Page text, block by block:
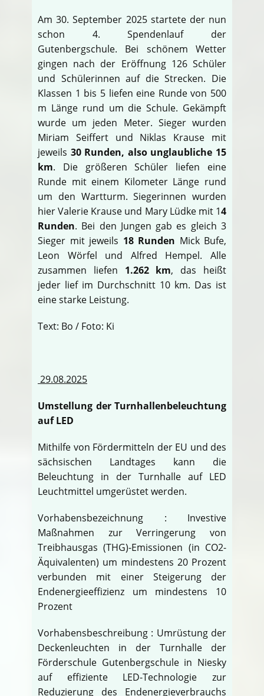
Am 30. September 2025 startete der nun
schon 4. Spendenlauf der
Gutenbergschule. Bei schönem Wetter
gingen nach der Eröffnung 126 Schüler
und Schülerinnen auf die Strecken. Die
Klassen 1 bis 5 liefen eine Runde von 500
m Länge rund um die Schule. Gekämpft
wurde um jeden Meter. Sieger wurden
Miriam Seiffert und Niklas Krause mit
jeweils 30 Runden, also unglaubliche 15
km. Die größeren Schüler liefen eine
Runde mit einem Kilometer Länge rund
um den Wartturm. Siegerinnen wurden
hier Valerie Krause und Mary Lüdke mit 14
Runden. Bei den Jungen gab es gleich 3
Sieger mit jeweils 18 Runden Mick Bufe,
Leon Wörfel und Alfred Hempel. Alle
zusammen liefen 1.262 km, das heißt
jeder lief im Durchschnitt 10 km. Das ist
eine starke Leistung.
Text: Bo / Foto: Ki
29.08.2025
Umstellung der Turnhallenbeleuchtung
auf LED
Mithilfe von Fördermitteln der EU und des
sächsischen Landtages kann die
Beleuchtung in der Turnhalle auf LED
Leuchtmittel umgerüstet werden.
Vorhabensbezeichnung : Investive
Maßnahmen zur Verringerung von
Treibhausgas (THG)-Emissionen (in CO2-
Äquivalenten) um mindestens 20 Prozent
verbunden mit einer Steigerung der
Endenergieeffizienz um mindestens 10
Prozent
Vorhabensbeschreibung : Umrüstung der
Deckenleuchten in der Turnhalle der
Förderschule Gutenbergschule in Niesky
auf effiziente LED-Technologie zur
Reduzierung des Endenergieverbrauchs